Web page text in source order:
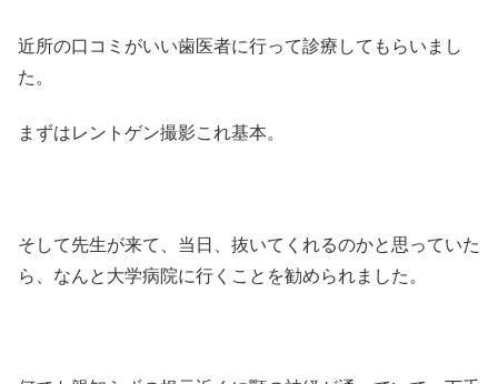
近所の口コミがいい歯医者に行って診療してもらいまし
た。
まずはレントゲン撮影これ基本。
そして先生が来て、当日、抜いてくれるのかと思っていた
ら、なんと大学病院に行くことを勧められました。